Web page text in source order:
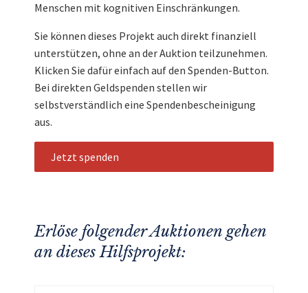
Menschen mit kognitiven Einschränkungen.
Sie können dieses Projekt auch direkt finanziell
unterstützen, ohne an der Auktion teilzunehmen.
Klicken Sie dafür einfach auf den Spenden-Button.
Bei direkten Geldspenden stellen wir
selbstverständlich eine Spendenbescheinigung
aus.
Jetzt spenden
Erlöse folgender Auktionen gehen
an dieses Hilfsprojekt: